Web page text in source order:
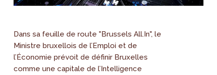
Dans sa feuille de route "Brussels All.In", le
Ministre bruxellois de l’Emploi et de
l’Économie prévoit de définir Bruxelles
comme une capitale de l’Intelligence